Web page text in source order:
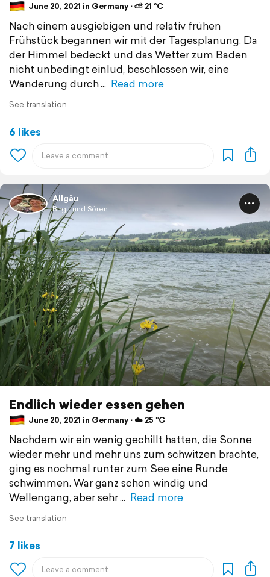
June 20, 2021 in Germany ⋅ ⛅ 21 °C
Nach einem ausgiebigen und relativ frühen
Frühstück begannen wir mit der Tagesplanung. Da
der Himmel bedeckt und das Wetter zum Baden
nicht unbedingt einlud, beschlossen wir, eine
Wanderung durch
Read more
See translation
6 likes
Allgäu
Birgit und Sören
Endlich wieder essen gehen
June 20, 2021 in Germany ⋅ ☁️ 25 °C
Nachdem wir ein wenig gechillt hatten, die Sonne
wieder mehr und mehr uns zum schwitzen brachte,
ging es nochmal runter zum See eine Runde
schwimmen. War ganz schön windig und
Wellengang, aber sehr
Read more
See translation
7 likes